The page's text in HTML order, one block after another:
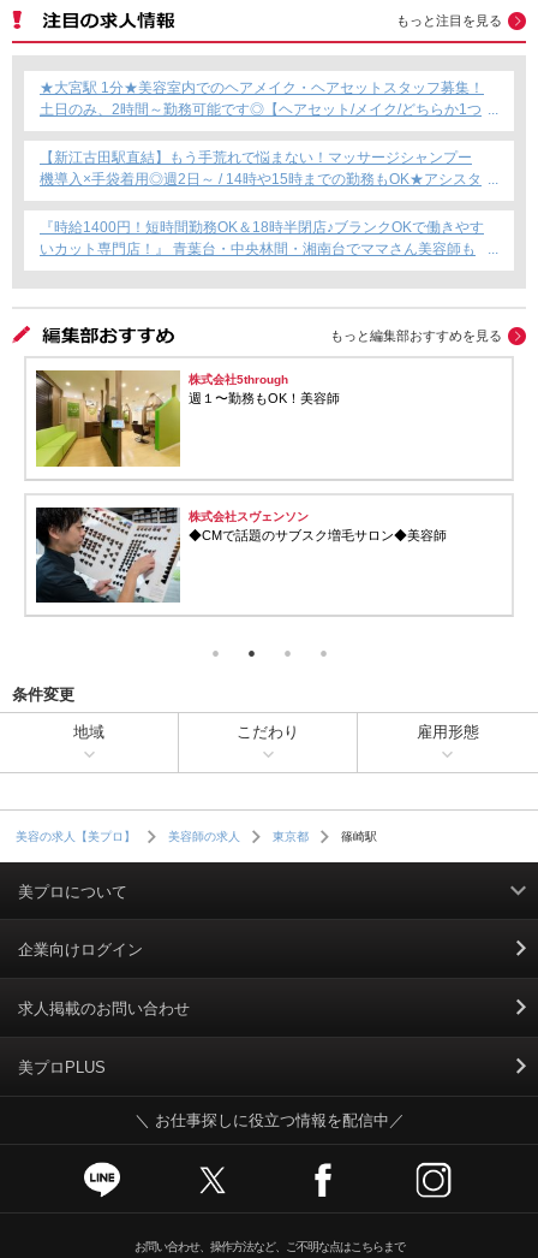
もっと注目を見る
★大宮駅 1分★美容室内でのヘアメイク・ヘアセットスタッフ募集！
土日のみ、2時間～勤務可能です◎【ヘアセット/メイク/どちらか1つ
できればOKです！】フリーランス・Wワーク・時短勤務もOK★
【新江古田駅直結】もう手荒れで悩まない！マッサージシャンプー
機導入×手袋着用◎週2日～ / 14時や15時までの勤務もOK★アシスタ
ント専任募集★
『時給1400円！短時間勤務OK＆18時半閉店♪ブランクOKで働きやす
いカット専門店！』 青葉台・中央林間・湘南台でママさん美容師も
安心のサロン募集！
もっと編集部おすすめを見る
株式会社5through
週１〜勤務もOK！美容師
株式会社スヴェンソン
◆CMで話題のサブスク増毛サロン◆美容師
条件変更
地域 こだわり 雇用形態
美容の求人【美プロ】 美容師の求人 東京都 篠崎駅
美プロについて
利用規約
掲載規約
個人情報保護ポリシー
個人情報のお取り扱いについて
Cookieポリシー
企業向けログイン
求人掲載のお問い合わせ
美プロPLUS
＼ お仕事探しに役立つ情報を配信中／
お問い合わせ、操作方法など、ご不明な点はこちらまで